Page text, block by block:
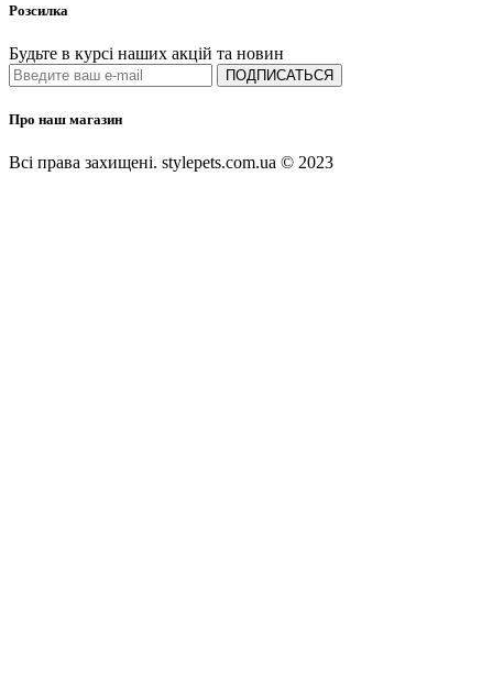
Розсилка
Будьте в курсі наших акцій та новин
ПОДПИСАТЬСЯ
Про наш магазин
Всі права захищені. stylepets.com.ua © 2023